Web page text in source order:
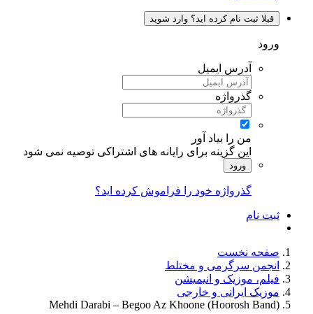
قبلا ثبت نام کرده اید؟ وارد شوید
ورود
آدرس ایمیل
گذرواژه
من را بیاد آور
این گزینه برای رایانه های اشتراکی توصیه نمی شود
ورود
گذرواژه خود را فراموش کرده اید؟
ثبت نام
صفحه نخست
انجمن سرگرمی و مختلط
فیلم، موزیک و انیمیشن
موزیک ایرانی و خارجی
Mehdi Darabi – Begoo Az Khoone (Hoorosh Band)